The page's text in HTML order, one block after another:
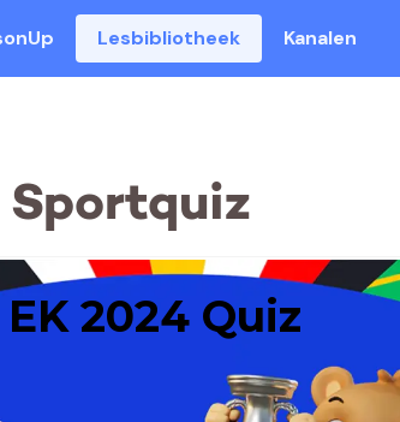
Lesbibliotheek Kanalen
Sportquiz
EK 2024 Quiz